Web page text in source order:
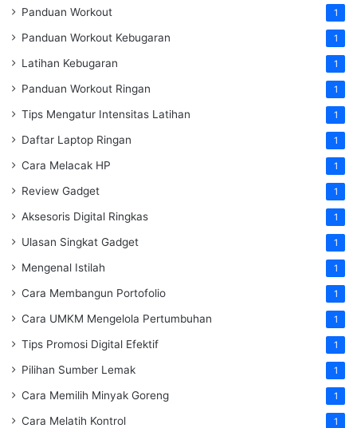
Panduan Workout 1
Panduan Workout Kebugaran 1
Latihan Kebugaran 1
Panduan Workout Ringan 1
Tips Mengatur Intensitas Latihan 1
Daftar Laptop Ringan 1
Cara Melacak HP 1
Review Gadget 1
Aksesoris Digital Ringkas 1
Ulasan Singkat Gadget 1
Mengenal Istilah 1
Cara Membangun Portofolio 1
Cara UMKM Mengelola Pertumbuhan 1
Tips Promosi Digital Efektif 1
Pilihan Sumber Lemak 1
Cara Memilih Minyak Goreng 1
Cara Melatih Kontrol 1